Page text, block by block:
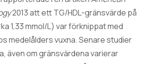
2013 att ett TG/HDL-gränsvärde på
1,33 mmol/L) var förknippat med
medelålders vuxna. Senare studier
även om gränsvärdena varierar